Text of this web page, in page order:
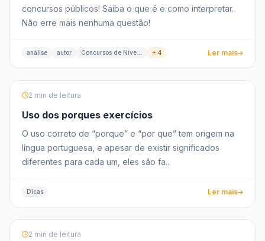
concursos públicos! Saiba o que é e como interpretar.
Não erre mais nenhuma questão!
análise autor + 4 Ler mais
2 min de leitura
Uso dos porques exercícios
O uso correto de “porque” e “por que” tem origem na
língua portuguesa, e apesar de existir significados
diferentes para cada um, eles são fa...
Dicas Ler mais
2 min de leitura